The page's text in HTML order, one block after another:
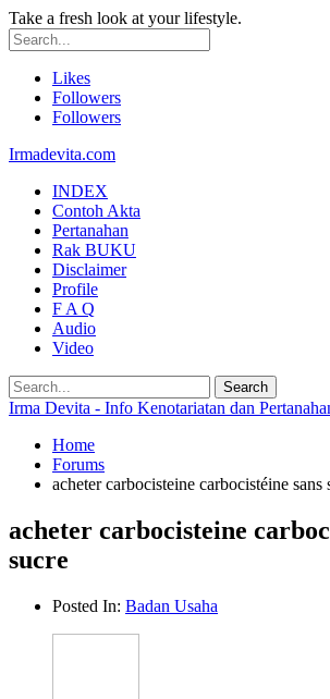
Take a fresh look at your lifestyle.
Likes
Followers
Followers
Irmadevita.com
INDEX
Contoh Akta
Pertanahan
Rak BUKU
Disclaimer
Profile
F A Q
Audio
Video
Irma Devita - Info Kenotariatan dan
Home
Forums
acheter carbocisteine carbocistéine sans
acheter carbocisteine
sucre
Posted In: Badan Usaha